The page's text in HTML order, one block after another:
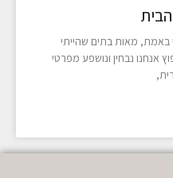
באמת, מאות בתים שהייתי
אנחנו נבחין ונושפע מפרטי